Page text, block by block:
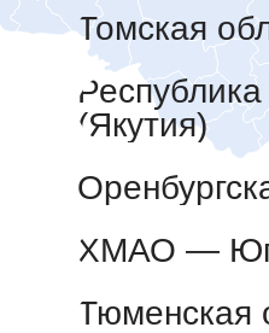
Томская
(Якутия)
ХМАО —
Тюменская